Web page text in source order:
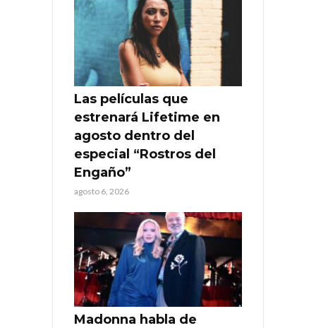
Las películas que
estrenará Lifetime en
agosto dentro del
especial “Rostros del
Engaño”
agosto 6, 2026
Madonna habla de